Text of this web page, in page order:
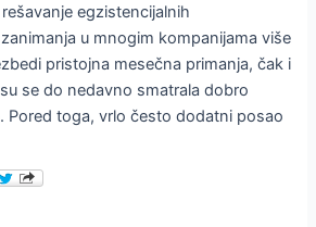
egzistencijalnih
u mnogim kompanijama više
pristojna mesečna primanja, čak i
se do nedavno smatrala dobro
Pored toga, vrlo često dodatni posao